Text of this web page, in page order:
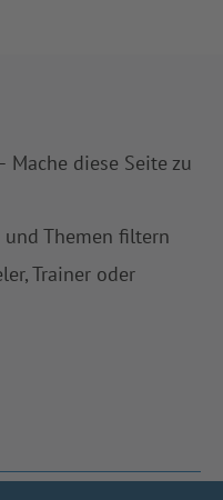
diese Seite zu
Themen filtern
Trainer oder